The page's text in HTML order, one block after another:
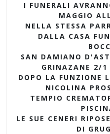
I FUNERALI
MAGGIO
NELLA STESSA
DALLA CASA
SAN DAMIANO
GRINAZANE 2/1
DOPO LA FUNZIONE
NICOLINA
TEMPIO
LE SUE CENERI
DI